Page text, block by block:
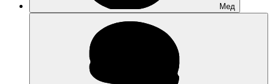
Мед